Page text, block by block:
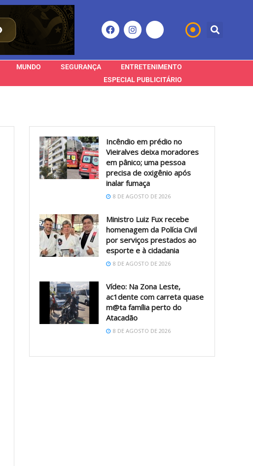
MUNDO SEGURANÇA
ENTRETENIMENTO
ESPECIAL PUBLICITÁRIO
Incêndio em prédio no
Vieiralves deixa moradores
em pânico; uma pessoa
precisa de oxigênio após
inalar fumaça
8 DE AGOSTO DE 2026
Ministro Luiz Fux recebe
homenagem da Polícia Civil
por serviços prestados ao
esporte e à cidadania
8 DE AGOSTO DE 2026
Vídeo: Na Zona Leste,
ac1dente com carreta quase
m@ta família perto do
Atacadão
8 DE AGOSTO DE 2026